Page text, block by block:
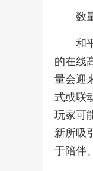
数
和
的在线
量会迎
式或联
玩家可
新所吸
于陪伴